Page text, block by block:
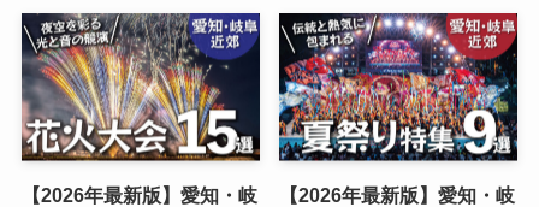
【2026年最新版】愛知・岐
【2026年最新版】愛知・岐